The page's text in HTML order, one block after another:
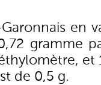
en
gramme
et
de 0,5 g.